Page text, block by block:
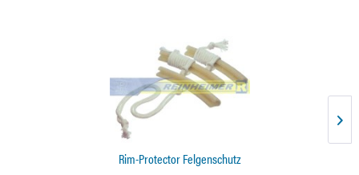
Rim-Protector Felgenschutz